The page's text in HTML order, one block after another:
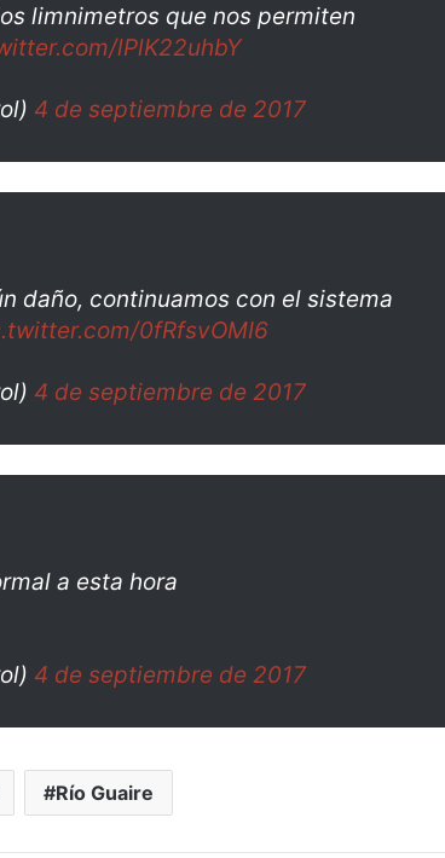
limnimetros que nos permiten
lPlK22uhbY
4 de septiembre de 2017
daño, continuamos con el sistema
0fRfsvOMI6
4 de septiembre de 2017
a esta hora
4 de septiembre de 2017
Río Guaire